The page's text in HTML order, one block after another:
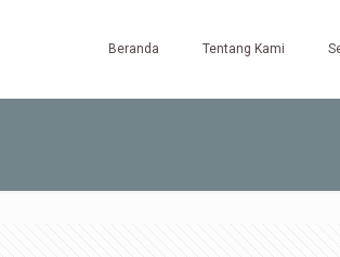
Beranda Tentang Kami